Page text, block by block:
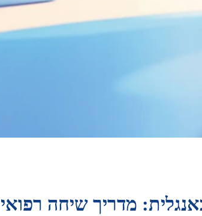
מדריך שיחה רפואי